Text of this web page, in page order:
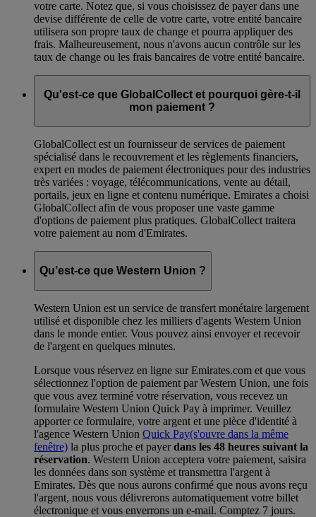
votre carte. Notez que, si vous choisissez de payer dans une
devise différente de celle de votre carte, votre entité bancaire
utilisera son propre taux de change et pourra appliquer des
frais. Malheureusement, nous n'avons aucun contrôle sur les
taux de change ou les frais bancaires de votre entité bancaire.
Qu'est-ce que GlobalCollect et pourquoi gère-t-il
mon paiement ?
GlobalCollect est un fournisseur de services de paiement
spécialisé dans le recouvrement et les règlements financiers,
expert en modes de paiement électroniques pour des industries
très variées : voyage, télécommunications, vente au détail,
portails, jeux en ligne et contenu numérique. Emirates a choisi
GlobalCollect afin de vous proposer une vaste gamme
d'options de paiement plus pratiques. GlobalCollect traitera
votre paiement au nom d'Emirates.
Qu’est-ce que Western Union ?
Western Union est un service de transfert monétaire largement
utilisé et disponible chez les milliers d'agents Western Union
dans le monde entier. Vous pouvez ainsi envoyer et recevoir
de l'argent en quelques minutes.
Lorsque vous réservez en ligne sur Emirates.com et que vous
sélectionnez l'option de paiement par Western Union, une fois
que vous avez terminé votre réservation, vous recevez un
formulaire Western Union Quick Pay à imprimer. Veuillez
apporter ce formulaire, votre argent et une pièce d'identité à
l'agence Western Union Quick Pay(s'ouvre dans la même
fenêtre) la plus proche et payerdans les 48 heures suivant la
réservation. Western Union acceptera votre paiement, saisira
les données dans son système et transmettra l'argent à
Emirates. Dès que nous aurons confirmé que nous avons reçu
l'argent, nous vous délivrerons automatiquement votre billet
électronique et vous enverrons un e-mail. Comptez 7 jours.